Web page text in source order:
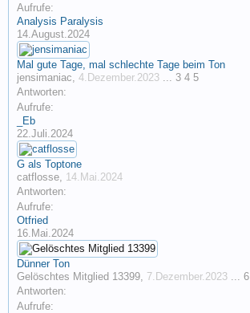
Aufrufe:
Analysis Paralysis
14.August.2024
Mal gute Tage, mal schlechte Tage beim Ton
jensimaniac, 4.Dezember.2023 ... 3 4 5
Antworten:
Aufrufe:
_Eb
22.Juli.2024
G als Toptone
catflosse, 14.Mai.2024
Antworten:
Aufrufe:
Otfried
16.Mai.2024
Dünner Ton
Gelöschtes Mitglied 13399, 7.Dezember.2023 ... 6
Antworten:
Aufrufe: